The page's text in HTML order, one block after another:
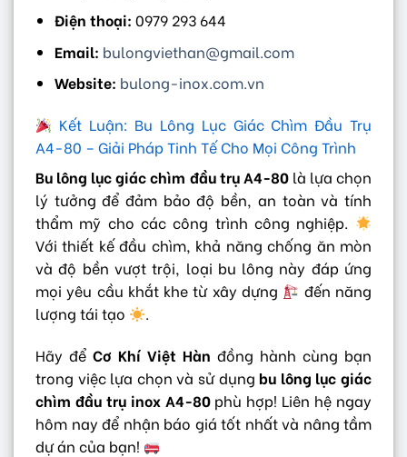
Điện thoại: 0979 293 644
Email: bulongviethan@gmail.com
Website: bulong-inox.com.vn
Kết Luận: Bu Lông Lục Giác Chìm Đầu Trụ
A4-80 – Giải Pháp Tinh Tế Cho Mọi Công Trình
Bu lông lục giác chìm đầu trụ A4-80là lựa chọn
lý tưởng để đảm bảo độ bền, an toàn và tính
thẩm mỹ cho các công trình công nghiệp.
Với thiết kế đầu chìm, khả năng chống ăn mòn
và độ bền vượt trội, loại bu lông này đáp ứng
mọi yêu cầu khắt khe từ xây dựng
đến năng
lượng tái tạo
.
Hãy để Cơ Khí Việt Hàn đồng hành cùng bạn
trong việc lựa chọn và sử dụngbu lông lục giác
chìm đầu trụ inox A4-80phù hợp! Liên hệ ngay
hôm nay để nhận báo giá tốt nhất và nâng tầm
dự án của bạn!